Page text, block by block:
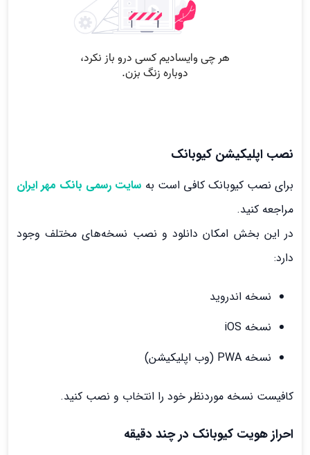
نصب اپلیکیشن کیوبانک
برای نصب کیوبانک کافی است به سایت رسمی بانک مهر ایران
مراجعه کنید.
در این بخش امکان دانلود و نصب نسخه‌های مختلف وجود
دارد:
نسخه اندروید
نسخه iOS
نسخه PWA (وب اپلیکیشن)
کافیست نسخه موردنظر خود را انتخاب و نصب کنید.
احراز هویت کیوبانک در چند دقیقه